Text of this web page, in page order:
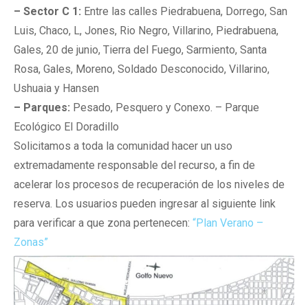
– Sector C 1: Entre las calles Piedrabuena, Dorrego, San
Luis, Chaco, L, Jones, Rio Negro, Villarino, Piedrabuena,
Gales, 20 de junio, Tierra del Fuego, Sarmiento, Santa
Rosa, Gales, Moreno, Soldado Desconocido, Villarino,
Ushuaia y Hansen
– Parques: Pesado, Pesquero y Conexo. – Parque
Ecológico El Doradillo
Solicitamos a toda la comunidad hacer un uso
extremadamente responsable del recurso, a fin de
acelerar los procesos de recuperación de los niveles de
reserva. Los usuarios pueden ingresar al siguiente link
para verificar a que zona pertenecen: “Plan Verano –
Zonas”